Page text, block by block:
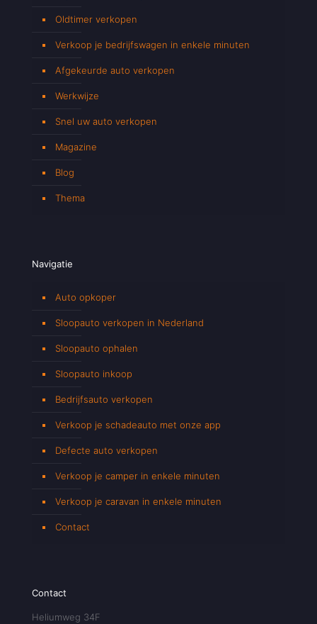
Oldtimer verkopen
Verkoop je bedrijfswagen in enkele minuten
Afgekeurde auto verkopen
Werkwijze
Snel uw auto verkopen
Magazine
Blog
Thema
Navigatie
Auto opkoper
Sloopauto verkopen in Nederland
Sloopauto ophalen
Sloopauto inkoop
Bedrijfsauto verkopen
Verkoop je schadeauto met onze app
Defecte auto verkopen
Verkoop je camper in enkele minuten
Verkoop je caravan in enkele minuten
Contact
Contact
Heliumweg 34F